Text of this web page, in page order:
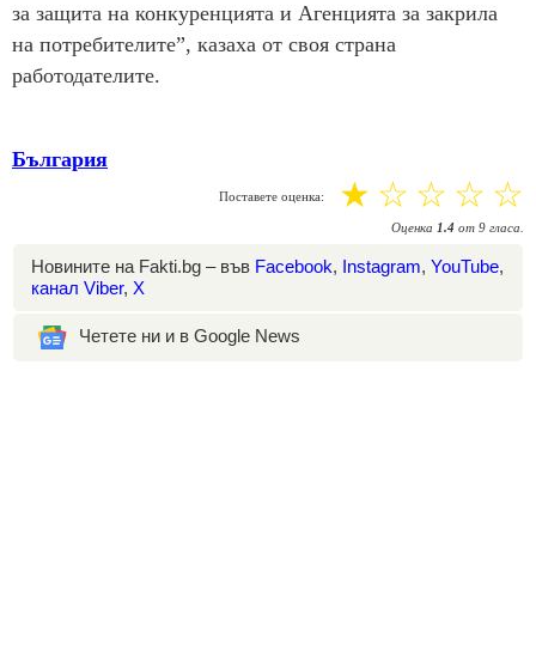
за защита на конкуренцията и Агенцията за закрила
на потребителите”, казаха от своя страна
работодателите.
България
Поставете оценка: ☆
☆
☆
☆
☆
Оценка 1.4 от 9 гласа.
Новините на Fakti.bg – във Facebook, Instagram, YouTube,
канал Viber, X
Четете ни и в Google News